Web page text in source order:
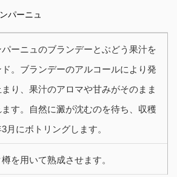
パーニュ
パーニュのブランデーとぶどう果汁を
ド。ブランデーのアルコールにより発
り、果汁のアロマや甘みがそのまま
す。自然に澱が沈むのを待ち、収穫
3月にボトリングします。
樽を用いて熟成させます。